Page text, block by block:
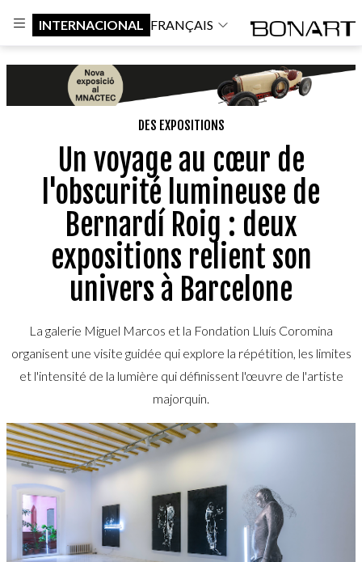
INTERNACIONAL FRANÇAIS
DES EXPOSITIONS
Un voyage au cœur de
l'obscurité lumineuse de
Bernardí Roig : deux
expositions relient son
univers à Barcelone
La galerie Miguel Marcos et la Fondation Lluís Coromina
organisent une visite guidée qui explore la répétition, les limites
et l'intensité de la lumière qui définissent l'œuvre de l'artiste
majorquin.